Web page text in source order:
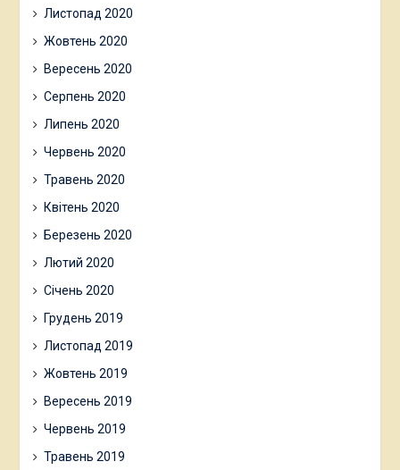
Листопад 2020
Жовтень 2020
Вересень 2020
Серпень 2020
Липень 2020
Червень 2020
Травень 2020
Квітень 2020
Березень 2020
Лютий 2020
Січень 2020
Грудень 2019
Листопад 2019
Жовтень 2019
Вересень 2019
Червень 2019
Травень 2019